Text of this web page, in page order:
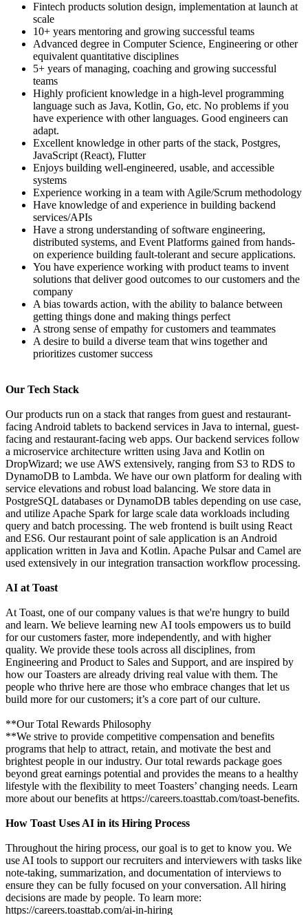
Fintech products solution design, implementation at launch at
scale
10+ years mentoring and growing successful teams
Advanced degree in Computer Science, Engineering or other
equivalent quantitative disciplines
5+ years of managing, coaching and growing successful
teams
Highly proficient knowledge in a high-level programming
language such as Java, Kotlin, Go, etc. No problems if you
have experience with other languages. Good engineers can
adapt.
Excellent knowledge in other parts of the stack, Postgres,
JavaScript (React), Flutter
Enjoys building well-engineered, usable, and accessible
systems
Experience working in a team with Agile/Scrum methodology
Have knowledge of and experience in building backend
services/APIs
Have a strong understanding of software engineering,
distributed systems, and Event Platforms gained from hands-
on experience building fault-tolerant and secure applications.
You have experience working with product teams to invent
solutions that deliver good outcomes to our customers and the
company
A bias towards action, with the ability to balance between
getting things done and making things perfect
A strong sense of empathy for customers and teammates
A desire to build a diverse team that wins together and
prioritizes customer success
Our Tech Stack
Our products run on a stack that ranges from guest and restaurant-
facing Android tablets to backend services in Java to internal, guest-
facing and restaurant-facing web apps. Our backend services follow
a microservice architecture written using Java and Kotlin on
DropWizard; we use AWS extensively, ranging from S3 to RDS to
DynamoDB to Lambda. We have our own platform for dealing with
service elevations and robust load balancing. We store data in
PostgreSQL databases or DynamoDB tables depending on use case,
and utilize Apache Spark for large scale data workloads including
query and batch processing. The web frontend is built using React
and ES6. Our restaurant point of sale application is an Android
application written in Java and Kotlin. Apache Pulsar and Camel are
used extensively in our integration transaction workflow processing.
AI at Toast
At Toast, one of our company values is that we're hungry to build
and learn. We believe learning new AI tools empowers us to build
for our customers faster, more independently, and with higher
quality. We provide these tools across all disciplines, from
Engineering and Product to Sales and Support, and are inspired by
how our Toasters are already driving real value with them. The
people who thrive here are those who embrace changes that let us
build more for our customers; it’s a core part of our culture.
**Our Total Rewards Philosophy
**We strive to provide competitive compensation and benefits
programs that help to attract, retain, and motivate the best and
brightest people in our industry. Our total rewards package goes
beyond great earnings potential and provides the means to a healthy
lifestyle with the flexibility to meet Toasters’ changing needs. Learn
more about our benefits at https://careers.toasttab.com/toast-benefits.
How Toast Uses AI in its Hiring Process
Throughout the hiring process, our goal is to get to know you. We
use AI tools to support our recruiters and interviewers with tasks like
note-taking, summarization, and documentation of interviews to
ensure they can be fully focused on your conversation. All hiring
decisions are made by people. To learn more:
https://careers.toasttab.com/ai-in-hiring